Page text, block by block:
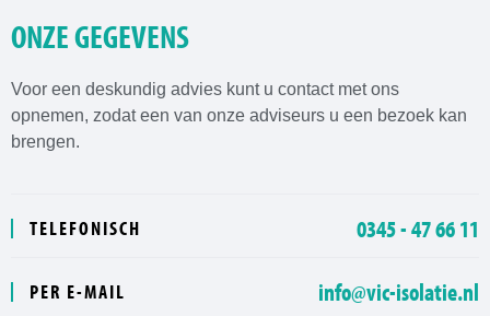
ONZE GEGEVENS
Voor een deskundig advies kunt u contact met ons
opnemen, zodat een van onze adviseurs u een bezoek kan
brengen.
TELEFONISCH 0345 - 47 66 11
PER E-MAIL info@vic-isolatie.nl